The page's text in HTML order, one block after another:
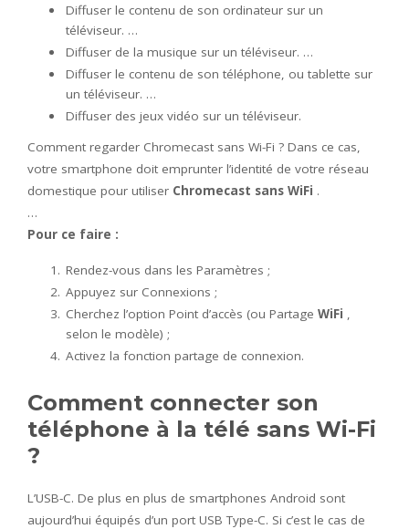
Diffuser le contenu de son ordinateur sur un
téléviseur. …
Diffuser de la musique sur un téléviseur. …
Diffuser le contenu de son téléphone, ou tablette sur
un téléviseur. …
Diffuser des jeux vidéo sur un téléviseur.
Comment regarder Chromecast sans Wi-Fi ? Dans ce cas,
votre smartphone doit emprunter l’identité de votre réseau
domestique pour utiliser Chromecast sans WiFi .
…
Pour ce faire :
Rendez-vous dans les Paramètres ;
Appuyez sur Connexions ;
Cherchez l’option Point d’accès (ou Partage WiFi ,
selon le modèle) ;
Activez la fonction partage de connexion.
Comment connecter son
téléphone à la télé sans Wi-Fi
?
L’USB-C. De plus en plus de smartphones Android sont
aujourd’hui équipés d’un port USB Type-C. Si c’est le cas de